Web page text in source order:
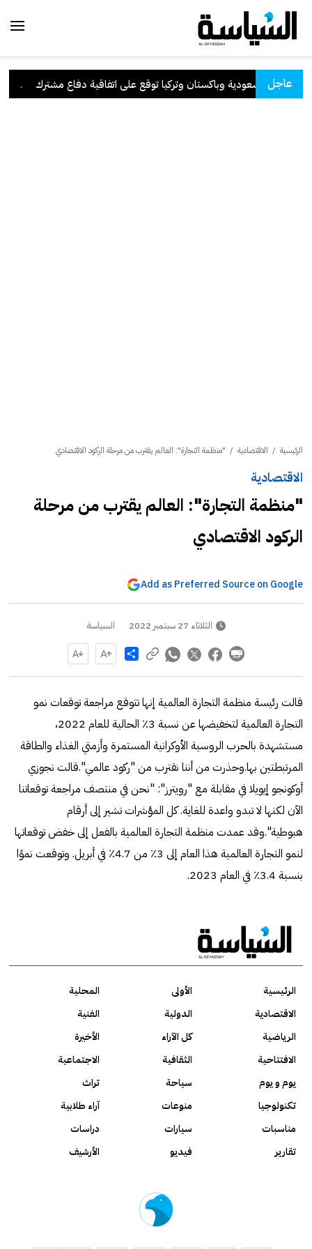
عاجلالسعودية وباكستان وتركيا توقع على اتفاقية دفاع مشترك
الرئيسية / الاقتصادية / "منظمة التجارة": العالم يقترب من مرحلة الركود الاقتصادي
الاقتصادية
"منظمة التجارة": العالم يقترب من مرحلة
الركود الاقتصادي
Add as Preferred Source on Google
الثلاثاء 27 سبتمبر 2022 السياسة
Share
قالت رئيسة منظمة التجارة العالمية إنها تتوقع مراجعة توقعات نمو
التجارة العالمية لتخفيضها عن نسبة 3٪ الحالية للعام 2022،
مستشهدة بالحرب الروسية الأوكرانية المستمرة وأزمتي الغذاء والطاقة
المرتبطتين بها.وحذرت من أننا نقترب من "ركود عالمي".قالت نجوزي
أوكونجو إيويلا في مقابلة مع "رويترز": "نحن في منتصف مراجعة توقعاتنا
الآن لكنها لا تبدو واعدة للغاية. كل المؤشرات تشير إلى أرقام
هبوطية".وقد عمدت منظمة التجارة العالمية بالفعل إلى خفض توقعاتها
لنمو التجارة العالمية هذا العام إلى 3٪ من 4.7٪ في أبريل. وتوقعت نموًا
بنسبة 3.4٪ في العام 2023.
الرئيسية الأولى
المحلية
الاقتصادية
الدولية
الفنية
الرياضية
كل الآراء
الأخيرة
الافتتاحية
الثقافية
الاجتماعية
يوم و يوم
سياحة
تراث
تكنولوجيا
منوعات
آراء طلابية
مناسبات
سيارات
دراسات
تقارير
فيديو الأرشيف